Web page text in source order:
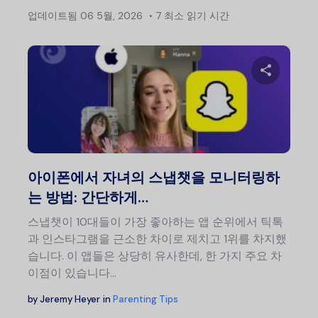
업데이트됨 06 5월, 2026 7 최소 읽기 시간
아이폰에서 자녀의 스냅챗을 모니터링하
는 방법: 간단하게…
스냅챗이 10대들이 가장 좋아하는 앱 순위에서 틱톡
과 인스타그램을 근소한 차이로 제치고 1위를 차지했
습니다. 이 앱들은 상당히 유사한데, 한 가지 주요 차
이점이 있습니다…
byJeremy Heyer in Parenting Tips